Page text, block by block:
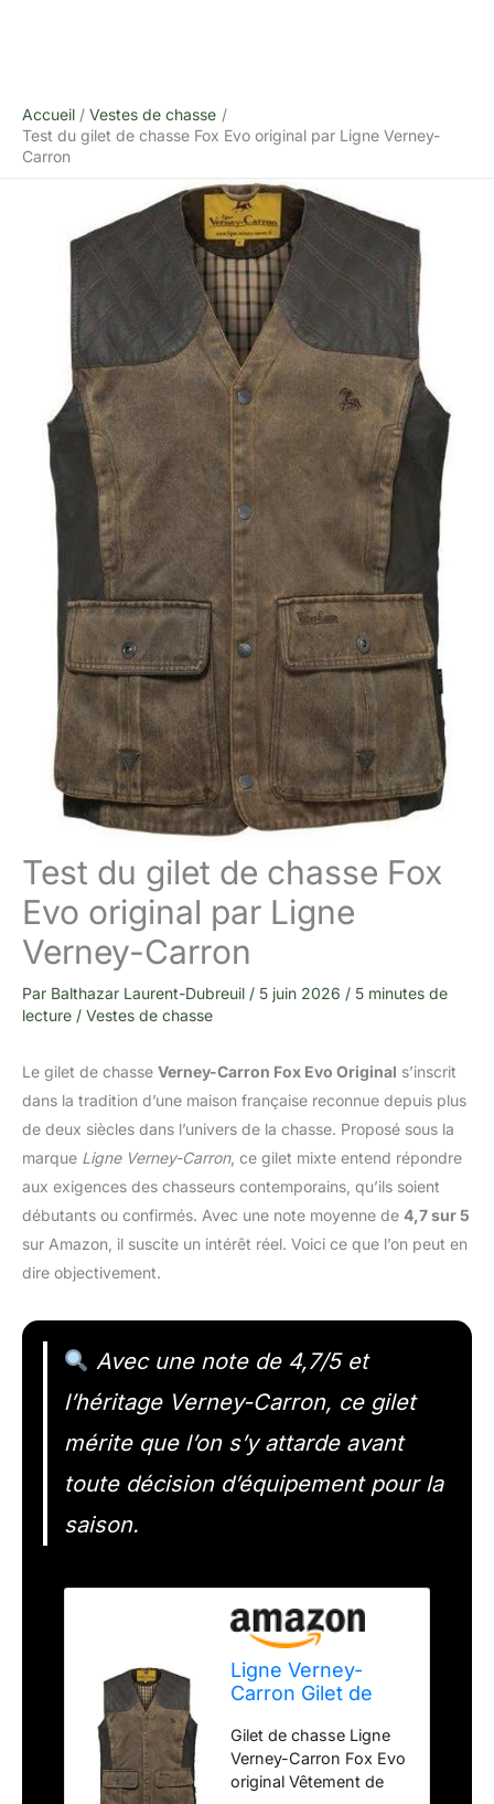
Accueil
Vestes de chasse
Test du gilet de chasse Fox Evo original par Ligne Verney-
Carron
Test du gilet de chasse Fox
Evo original par Ligne
Verney-Carron
Par Balthazar Laurent-Dubreuil / 5 juin 2026 / 5 minutes de
lecture / Vestes de chasse
Le gilet de chasse Verney-Carron Fox Evo Original s’inscrit
dans la tradition d’une maison française reconnue depuis plus
de deux siècles dans l’univers de la chasse. Proposé sous la
marque Ligne Verney-Carron, ce gilet mixte entend répondre
aux exigences des chasseurs contemporains, qu’ils soient
débutants ou confirmés. Avec une note moyenne de 4,7 sur 5
sur Amazon, il suscite un intérêt réel. Voici ce que l’on peut en
dire objectivement.
Avec une note de 4,7/5 et
l’héritage Verney-Carron, ce gilet
mérite que l’on s’y attarde avant
toute décision d’équipement pour la
saison.
Ligne Verney-
Carron Gilet de
original
Gilet de chasse Ligne
Verney-Carron Fox Evo
original Vêtement de